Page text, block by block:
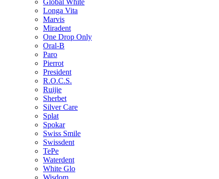
Longa Vita
Marvis
Miradent
One Drop Only
Oral-B
Paro
Pierrot
President
R.O.C.S.
Ruijie
Sherbet
Silver Care
Splat
Spokar
Swiss Smile
Swissdent
TePe
Waterdent
White Glo
Wisdom